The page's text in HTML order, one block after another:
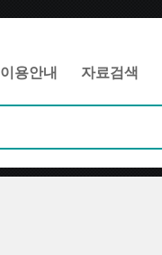
이용안내 자료검색